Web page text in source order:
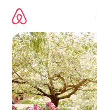
obsah.